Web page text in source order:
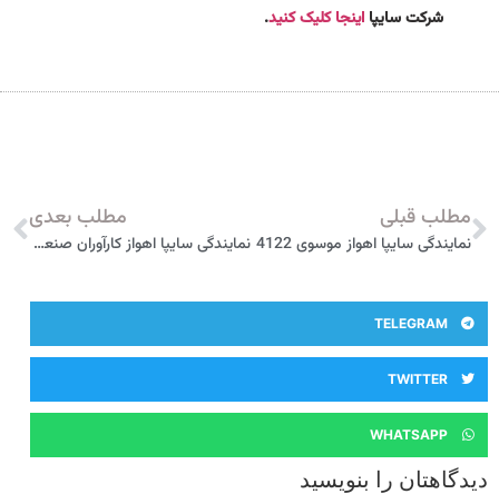
شرکت سایپااینجا کلیک کنید.
مطلب قبلی
نمایندگی سایپا اهواز موسوی 4122
مطلب بعدی
نمایندگی سایپا اهواز كارآوران صنعت يدك خودرو 4127
TELEGRAM
TWITTER
WHATSAPP
دیدگاهتان را بنویسید